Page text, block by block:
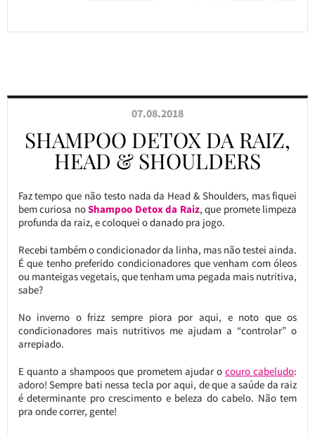
07.08.2018
SHAMPOO DETOX DA RAIZ,
HEAD & SHOULDERS
Faz tempo que não testo nada da Head & Shoulders, mas fiquei
bem curiosa noShampoo Detox da Raiz, que promete limpeza
profunda da raiz, e coloquei o danado pra jogo.
Recebi também o condicionador da linha, mas não testei ainda.
É que tenho preferido condicionadores que venham com óleos
ou manteigas vegetais, que tenham uma pegada mais nutritiva,
sabe?
No inverno o frizz sempre piora por aqui, e noto que os
condicionadores mais nutritivos me ajudam a “controlar” o
arrepiado.
E quanto a shampoos que prometem ajudar ocouro cabeludo:
adoro! Sempre bati nessa tecla por aqui, de que a saúde da raiz
é determinante pro crescimento e beleza do cabelo. Não tem
pra onde correr, gente!